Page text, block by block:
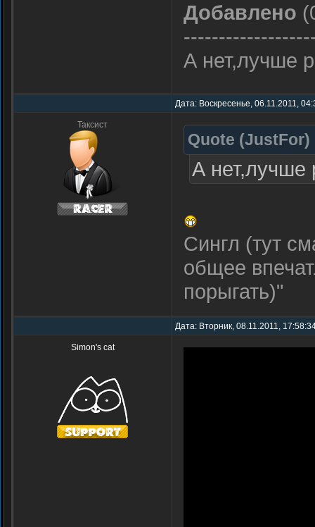
Добавлено
А нет,лучше
Дата: Воскресенье, 06.11.2011,
Таксист
Quote (JustFor)
А нет,лучше
Сингл (тут
общее
порыгать)"
Дата: Вторник, 08.11.2011,
Simon's cat